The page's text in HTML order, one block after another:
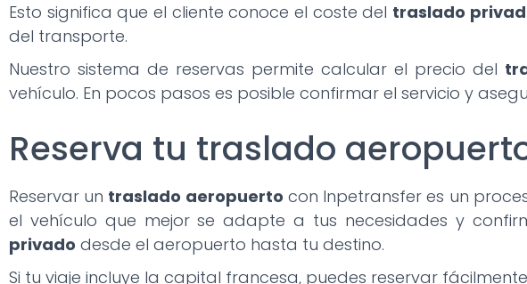
Esto significa que el cliente conoce el coste del traslado
del transporte.
Nuestro sistema de reservas permite calcular el precio del
vehículo. En pocos pasos es posible confirmar el servicio y
Reserva tu traslado
Reservar un traslado aeropuerto con Inpetransfer es un
el vehículo que mejor se adapte a tus necesidades y
privado desde el aeropuerto hasta tu destino.
Si tu viaje incluye la capital francesa, puedes reservar